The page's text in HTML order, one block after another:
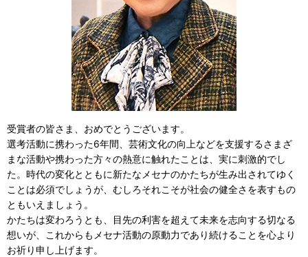
受賞者の皆さま、おめでとうございます。
選考活動に携わった6年間、芸術文化の向上などを支援するさまざ
まな活動や携わった方々の熱意に触れたことは、実に刺激的でし
た。時代の変化とともに新たなメセナのかたちが生み出されてゆく
ことは必須でしょうが、むしろそれこそが社会の健全さを表すもの
ともいえましょう。
かたちは変わろうとも、目先の利害を超えて未来を志向する切なる
想いが、これからもメセナ活動の原動力であり続けることを心より
お祈り申し上げます。